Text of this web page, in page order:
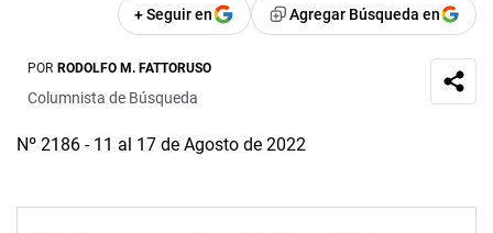
+ Seguir en Agregar Búsqueda en
POR RODOLFO M. FATTORUSO
Columnista de Búsqueda
Nº 2186 - 11 al 17 de Agosto de 2022